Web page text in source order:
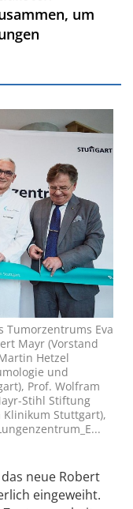
um
Tumorzentrums Eva
Mayr (Vorstand
Hetzel
und
Prof. Wolfram
Stihl Stiftung
Stuttgart),
neue Robert
eingeweiht.